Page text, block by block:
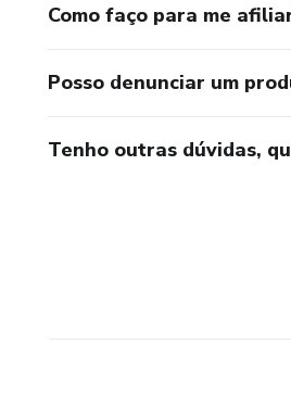
Como faço para me
Posso denunciar um
Tenho outras dúvidas,